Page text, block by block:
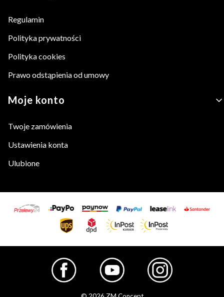
Regulamin
Polityka prywatności
Polityka cookies
Prawo odstąpienia od umowy
Moje konto
Twoje zamówienia
Ustawienia konta
Ulubione